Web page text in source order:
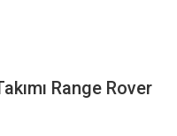
Range Rover